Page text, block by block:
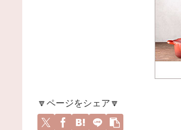
🔽ページをシェア🔽